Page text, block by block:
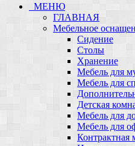
МЕНЮ
ГЛАВНАЯ
Мебельное
Сидение
Столы
Хранение
Мебель для
Мебель для
Детская
Мебель для
Мебель для
Контрактная